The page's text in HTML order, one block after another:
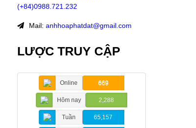
(+84)0988.721.232
Mail: anhhoaphatdat@gmail.com
LƯỢC TRUY CẬP
Online 669
Hôm nay 2,288
Tuần 65,157